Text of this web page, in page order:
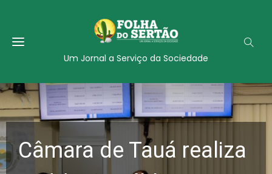
Um Jornal a Serviço da Sociedade
Câmara de Tauá realiza